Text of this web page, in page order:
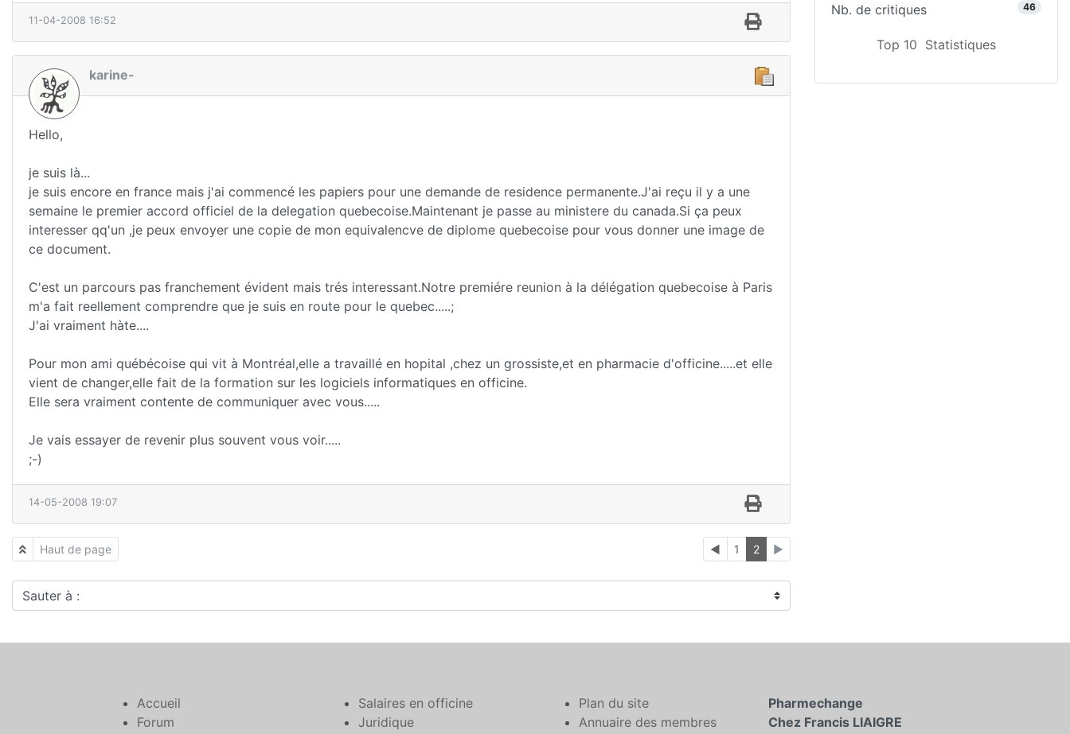
11-04-2008 16:52
karine-
Hello,
je suis là...
je suis encore en france mais j'ai commencé les papiers pour une demande de residence permanente.J'ai reçu il y a une
semaine le premier accord officiel de la delegation quebecoise.Maintenant je passe au ministere du canada.Si ça peux
interesser qq'un ,je peux envoyer une copie de mon equivalencve de diplome quebecoise pour vous donner une image de
ce document.
C'est un parcours pas franchement évident mais trés interessant.Notre premiére reunion à la délégation quebecoise à Paris
m'a fait reellement comprendre que je suis en route pour le quebec.....;
J'ai vraiment hàte....
Pour mon ami québécoise qui vit à Montréal,elle a travaillé en hopital ,chez un grossiste,et en pharmacie d'officine.....et elle
vient de changer,elle fait de la formation sur les logiciels informatiques en officine.
Elle sera vraiment contente de communiquer avec vous.....
Je vais essayer de revenir plus souvent vous voir.....
;-)
14-05-2008 19:07
Haut de page ◄ 1 2 ►
Sauter à :
Nb. de critiques 46
Top 10 Statistiques
Accueil
Forum
Salaires en officine
Juridique
Plan du site
Annuaire des membres
Pharmechange
Chez Francis LIAIGRE